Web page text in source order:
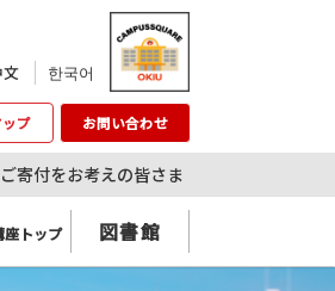
한국어
プ お問い合わせ
寄付をお考えの皆さま
座トップ 図書館